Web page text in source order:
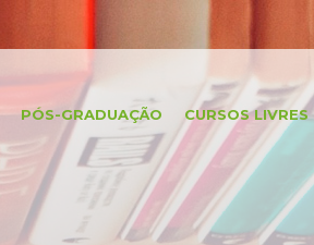
PÓS-GRADUAÇÃO CURSOS LIVRES